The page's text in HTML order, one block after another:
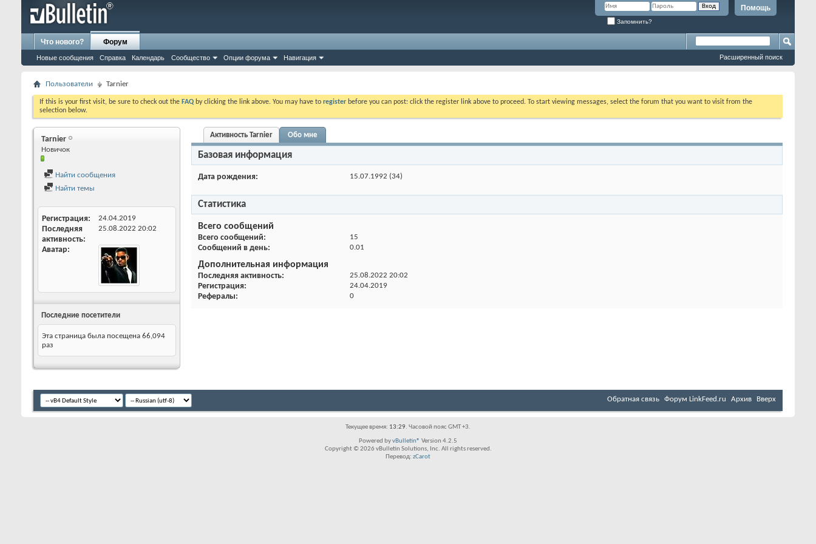
Помощь
Запомнить?
Что нового? Форум
Новые сообщения Справка Календарь Сообщество Опции форума Навигация Расширенный поиск
Пользователи Tarnier
If this is your first visit, be sure to check out the FAQ by clicking the link above. You may have to register before you can post: click the register link above to proceed. To start viewing messages, select the forum that you want to visit from the
selection below.
Tarnier
Новичок
Найти сообщения
Найти темы
Регистрация 24.04.2019
Последняя
активность
25.08.2022 20:02
Аватар
Последние посетители
Эта страница была посещена 66,094
раз
Активность Tarnier Обо мне
Базовая информация
Дата рождения 15.07.1992 (34)
Статистика
Всего сообщений
Всего сообщений 15
Сообщений в день 0.01
Дополнительная информация
Последняя активность 25.08.2022 20:02
Регистрация 24.04.2019
Рефералы 0
Обратная связь Форум LinkFeed.ru Архив Вверх
Текущее время: 13:29. Часовой пояс GMT +3.
Powered byvBulletin® Version 4.2.5
Copyright © 2026 vBulletin Solutions, Inc. All rights reserved.
Перевод: zCarot